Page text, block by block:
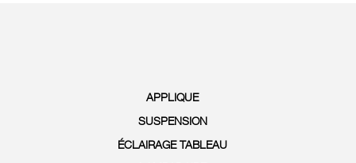
APPLIQUE
SUSPENSION
ÉCLAIRAGE TABLEAU